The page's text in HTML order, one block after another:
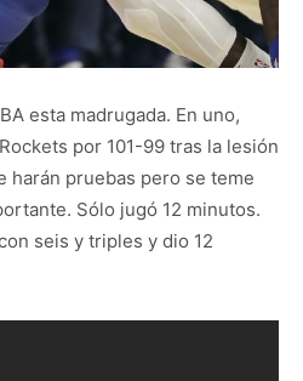
esta madrugada. En uno,
por 101-99 tras la lesión
harán pruebas pero se teme
Sólo jugó 12 minutos.
seis y triples y dio 12